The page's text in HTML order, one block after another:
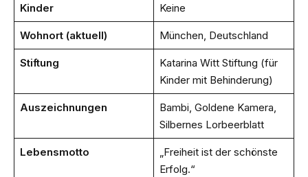
Kinder Keine
Wohnort (aktuell) München, Deutschland
Stiftung
Katarina Witt Stiftung (für
Kinder mit Behinderung)
Auszeichnungen
Bambi, Goldene Kamera,
Silbernes Lorbeerblatt
Lebensmotto
„Freiheit ist der schönste
Erfolg.“